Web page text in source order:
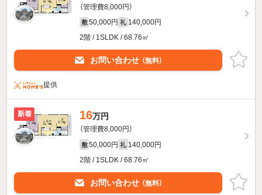
（管理費8,000円）
敷 50,000円 礼 140,000円
2階 / 1SLDK / 68.76㎡
お問い合わせ （無料）
提供
新着 16万円
（管理費8,000円）
敷 50,000円 礼 140,000円
2階 / 1SLDK / 68.76㎡
お問い合わせ （無料）